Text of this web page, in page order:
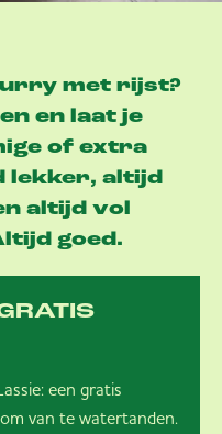
met rijst?
en laat je
of extra
lekker, altijd
altijd vol
goed.
een gratis
van te watertanden.